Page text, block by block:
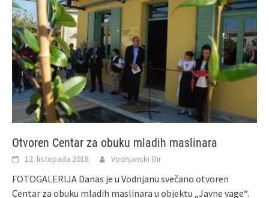
Otvoren Centar za obuku mladih maslinara
12. listopada 2018. Vodnjanski Đir
FOTOGALERIJA Danas je u Vodnjanu svečano otvoren
Centar za obuku mladih maslinara u objektu „Javne vage“.